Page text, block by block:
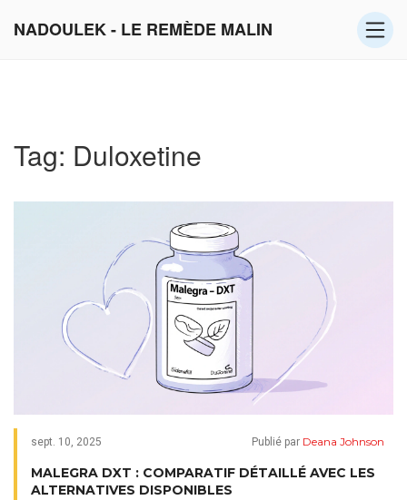
NADOULEK - LE REMÈDE MALIN
Tag: Duloxetine
sept. 10, 2025 Publié par Deana Johnson
MALEGRA DXT : COMPARATIF DÉTAILLÉ AVEC LES
ALTERNATIVES DISPONIBLES